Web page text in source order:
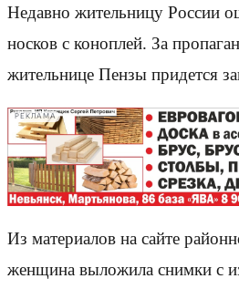
Недавно жительницу России
носков с коноплей. За
жительнице Пензы придется
РЕКЛАМА
Из материалов на сайте
женщина выложила снимки с